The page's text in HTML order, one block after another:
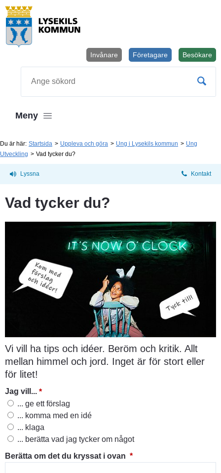
Besökare
Företagare
Invånare
Meny
Du är här: Startsida Uppleva och göra Ung i Lysekils kommun
Ung
Utveckling
Vad tycker du?
Lyssna Kontakt
Vad tycker du?
Vi vill ha tips och idéer. Beröm och kritik. Allt
mellan himmel och jord. Inget är för stort eller
för litet!
Jag vill... *(obligatorisk)
Jag vill...
... ge ett förslag
... komma med en idé
... klaga
... berätta vad jag tycker om något
Berätta om det du kryssat i ovan *(obligatorisk)